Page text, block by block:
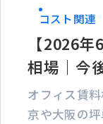
コスト関連
【2026
相場｜今
オフィス賃
京や大阪の